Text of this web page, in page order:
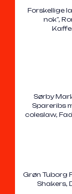
Forskellige
nok”,
Sørby
Spareribs
coleslaw,
Grøn Tuborg
Shakers,